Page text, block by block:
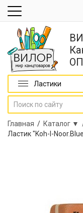
Ластики
Главная / Каталог ▼
Ластик "Koh-I-